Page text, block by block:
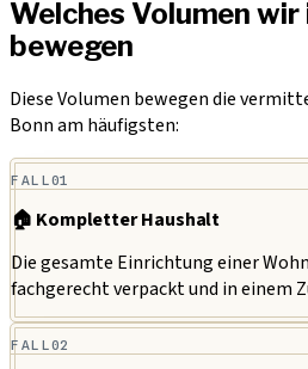
Welches Volumen wir
bewegen
Diese Volumen bewegen die
Bonn am häufigsten:
FALL01
🏠 Kompletter Haushalt
Die gesamte Einrichtung einer
fachgerecht verpackt und in einem
FALL02